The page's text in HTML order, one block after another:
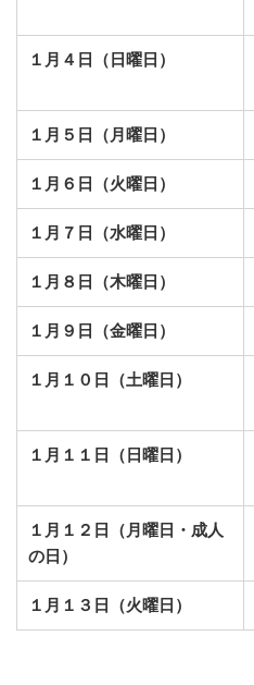
１月４日（日曜日）
１月５日（月曜日）
１月６日（火曜日）
１月７日（水曜日）
１月８日（木曜日）
１月９日（金曜日）
１月１０日（土曜日）
１月１１日（日曜日）
１月１２日（月曜日・成人
の日）
１月１３日（火曜日）